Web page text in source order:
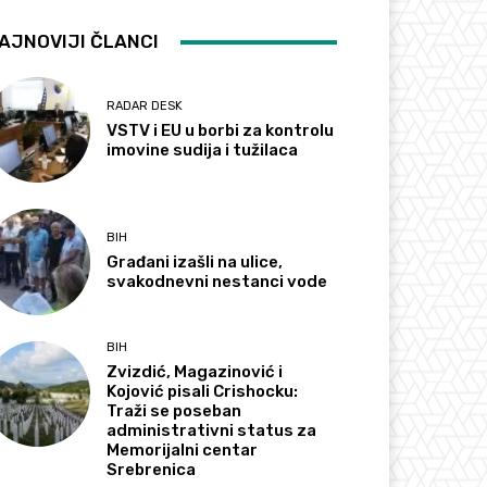
ČLANCI
RADAR DESK
VSTV i EU u borbi za kontrolu
imovine sudija i tužilaca
BIH
Građani izašli na ulice,
svakodnevni nestanci vode
BIH
Zvizdić, Magazinović i
Kojović pisali Crishocku:
Traži se poseban
administrativni status za
Memorijalni centar
Srebrenica